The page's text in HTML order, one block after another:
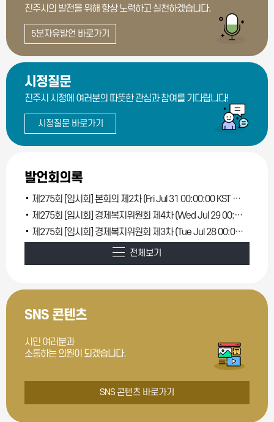
진주시의 발전을 위해 항상 노력하고 실천하겠습니다.
5분자유발언 바로가기
시정질문
진주시 시정에 여러분의 따뜻한 관심과 참여를 기다립니다!
시정질문 바로가기
발언회의록
제275회 [임시회] 본회의 제2차 (Fri Jul 31 00:00:00 KST 2026)
제275회 [임시회] 경제복지위원회 제4차 (Wed Jul 29 00:00:00 KST 2026)
제275회 [임시회] 경제복지위원회 제3차 (Tue Jul 28 00:00:00 KST 2026)
전체보기
SNS 콘텐츠
시민 여러분과
소통하는 의원이 되겠습니다.
SNS 콘텐츠 바로가기